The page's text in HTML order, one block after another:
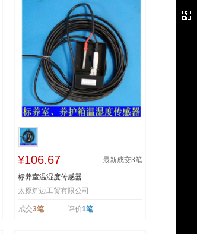
¥106.67 最新成交3笔
标养室温湿度传感器
太原辉迈工贸有限公司
成交3笔 评价1笔